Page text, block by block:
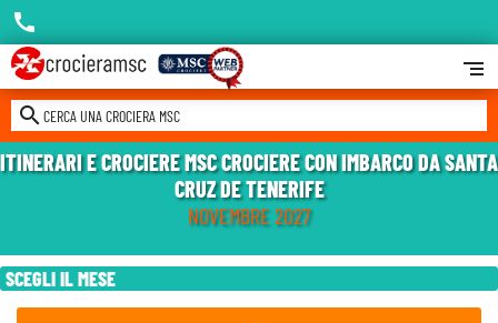
SCEGLI IL MESE
ITINERARI E CROCIERE MSC CROCIERE CON IMBARCO DA SANTA
CRUZ DE TENERIFE
NOVEMBRE 2027
searchCERCA UNA CROCIERA MSC
call
segment